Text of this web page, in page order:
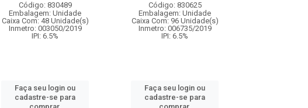
Código: 830489
Embalagem: Unidade
Caixa Com: 48 Unidade(s)
Inmetro: 003050/2019
IPI: 6.5%
Faça seu login ou
cadastre-se para
Código: 830625
Embalagem: Unidade
Caixa Com: 96 Unidade(s)
Inmetro: 006735/2019
IPI: 6.5%
Faça seu login ou
cadastre-se para